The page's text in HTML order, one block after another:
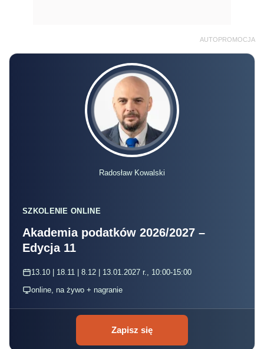
AUTOPROMOCJA
Radosław Kowalski
SZKOLENIE ONLINE
Akademia podatków 2026/2027 –
Edycja 11
13.10 | 18.11 | 8.12 | 13.01.2027 r., 10:00-15:00
online, na żywo + nagranie
Zapisz się